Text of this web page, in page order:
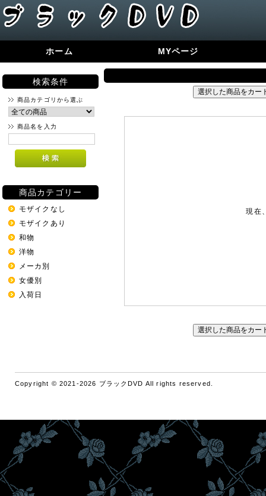
ホーム MYページ
検索条件
商品カテゴリから選ぶ
商品名を入力
商品カテゴリー
モザイクなし
モザイクあり
和物
洋物
メーカ別
女優別
入荷日
現在
Copyright © 2021-2026 ブラックDVD All rights reserved.